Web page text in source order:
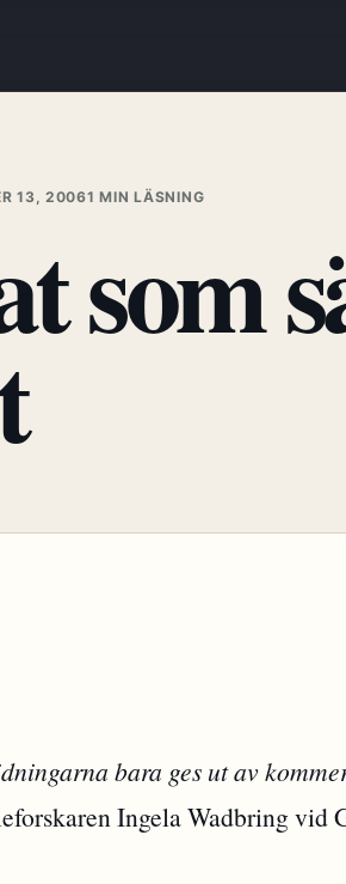
13, 20061 MIN LÄSNING
som
bara ges ut av
Ingela Wadbring vid